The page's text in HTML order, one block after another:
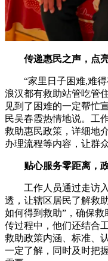
传递惠民之声，点
“家里日子困难,难
浪汉都有救助站管吃管
见到了困难的一定帮忙
民吴春霞热情地说。工
救助惠民政策，详细地
办理流程等内容，让群
贴心服务零距离，
工作人员通过走访
透，让辖区居民了解救
如何得到救助”，确保救
传过程中，他们还结合
救助政策内涵、标准、
一定了解，同时及时把